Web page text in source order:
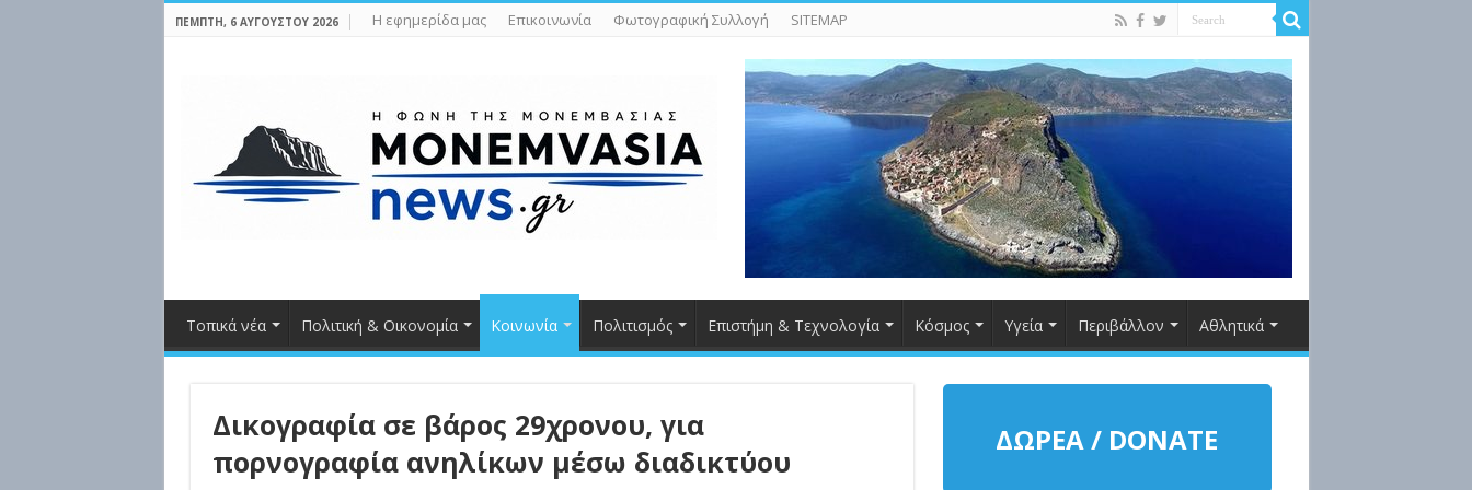
ΠΈΜΠΤΗ, 6 ΑΥΓΟΎΣΤΟΥ 2026 Η εφημερίδα μας Επικοινωνία Φωτογραφική Συλλογή SITEMAP
Τοπικά νέα Πολιτική & Οικονομία Κοινωνία Πολιτισμός Επιστήμη & Τεχνολογία Κόσμος Υγεία Περιβάλλον Αθλητικά
Δικογραφία σε βάρος 29χρονου, για
πορνογραφία ανηλίκων μέσω διαδικτύου
ΔΩΡΕΑ / DONATE